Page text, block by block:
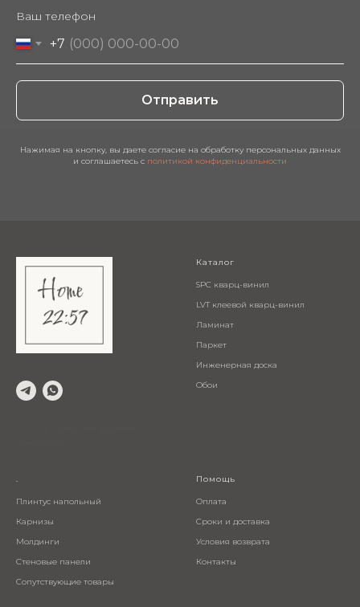
Ваш телефон
+7
Отправить
Нажимая на кнопку, вы даете согласие на обработку персональных данных
и соглашаетесь c политикой конфиденциальности
Каталог
SPC кварц-винил
LVT клеевой кварц-винил
Ламинат
Паркет
Инженерная доска
Обои
.
Плинтус напольный
Карнизы
Молдинги
Стеновые панели
Сопутствующие товары
Помощь
Оплата
Сроки и доставка
Условия возврата
Контакты